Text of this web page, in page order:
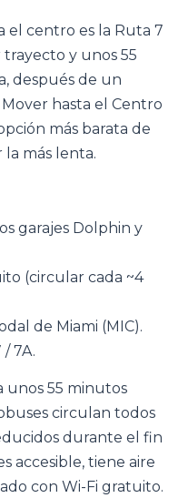
el centro es la Ruta 7
y unos 55
después de un
hasta el Centro
más barata de
más lenta.
garajes Dolphin y
(circular cada ~4
de Miami (MIC).
7A.
unos 55 minutos
circulan todos
durante el fin
accesible, tiene aire
con Wi-Fi gratuito.